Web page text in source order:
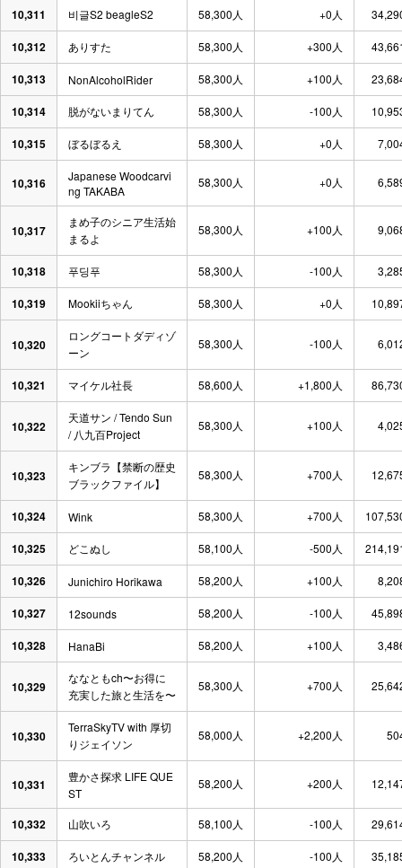
10,311 비글S2 beagleS2 58,300人 +0人
10,312 ありすた 58,300人 +300人
10,313 NonAlcoholRider 58,300人 +100人
10,314 脱がないまりてん 58,300人 -100人
10,315 ぼるぼるえ 58,300人 +0人
10,316
Japanese Woodcarvi
ng TAKABA
58,300人 +0人
10,317
まめ子のシニア生活始
まるよ
58,300人 +100人
10,318 푸딩푸 58,300人 -100人
10,319 Mookiiちゃん 58,300人 +0人
10,320
ロングコートダディゾ
ーン
58,300人 -100人
10,321 マイケル社長 58,600人 +1,800人
10,322
天道サン / Tendo Sun
/ 八九百Project
58,300人 +100人
10,323
キンブラ【禁断の歴史
ブラックファイル】
58,300人 +700人
10,324 Wink 58,300人 +700人
10,325 どこぬし 58,100人 -500人
10,326 Junichiro Horikawa 58,200人 +100人
10,327 12sounds 58,200人 -100人
10,328 HanaBi 58,200人 +100人
10,329
ななともch〜お得に
充実した旅と生活を〜
58,300人 +700人
10,330
TerraSkyTV with 厚切
りジェイソン
58,000人 +2,200人
10,331
豊かさ探求 LIFE QUE
ST
58,200人 +200人
10,332 山吹いろ 58,100人 -100人
10,333 ろいとんチャンネル 58,200人 -100人